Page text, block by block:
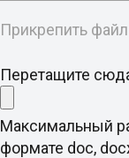
Прикрепить файл
Перетащите
Максимальный
формате doc,